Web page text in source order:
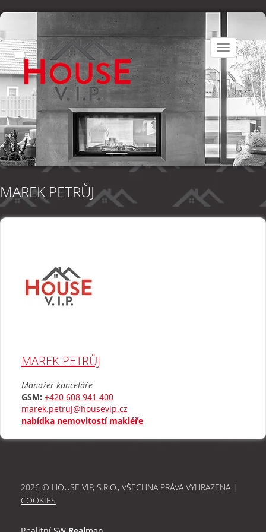
Toggle
navigation
MAREK PETRŮJ
MAREK PETRŮJ
Manažer kanceláře
GSM: +420 608 941 400
marek.petruj@housevip.cz
nabídka nemovitostí makléře
2026 © HOUSE VIP, S.R.O., VŠECHNA PRÁVA VYHRAZENA |
COOKIES